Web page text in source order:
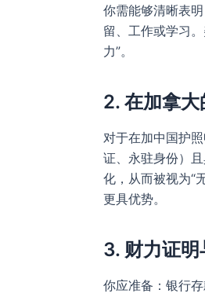
你需能够清晰表
留、工作或学习
力”。
2. 在加拿
对于在加中国护
证、永驻身份）
化，从而被视为“
更具优势。
3. 财力证明
你应准备：银行